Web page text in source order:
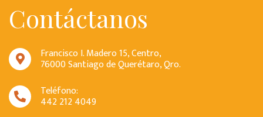
Contáctanos
Francisco I. Madero 15, Centro,
76000 Santiago de Querétaro, Qro.
Teléfono:
442 212 4049